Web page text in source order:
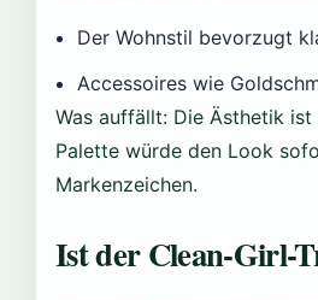
Der Wohnstil bevorzugt
Accessoires wie
Was auffällt: Die Ästhetik
Palette würde den Look
Markenzeichen.
Ist der Clean-Girl-